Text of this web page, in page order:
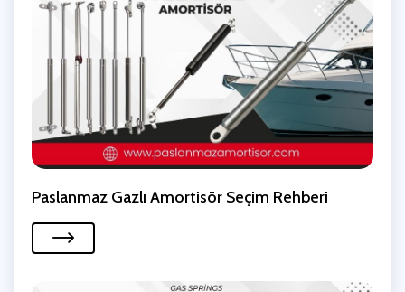
Paslanmaz Gazlı Amortisör Seçim Rehberi